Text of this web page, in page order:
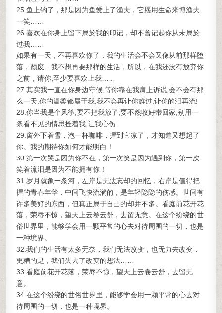
25.鱼上钩了，那是因为鱼爱上了渔夫，它愿用生命来博渔夫
一笑……
26.喜欢在你身上留下属於我的印记，却不曾记起你从未属於
过我……
如果有一天，不再喜欢你了，我的生活会不会又像从前那样堕
落，颓废…我不想再要那样的生活，所以，在我还没有放弃你
之前，请你,至少要喜欢上我……
27.其实我一直在你身边守候,等你靠在我肩上诉说,会不会有那
么一天,你的温柔都属于我,我不会再让你难过,让你的泪再流!
28.你当我是个风筝,要不把我放了,要不然收好带回家,别用一
条看不见的情思拴着我,让我心伤.
29.窗外下着雪，泡一杯咖啡，握到它凉了，才知道又想起了
你。我的期待你如何才能明白！
30.第一次哭是因为你不在，第一次笑是因为遇到你，第一次
笑着流泪是因为不能拥有你！
31.岁月就象一条河，左岸是无法忘却的回忆，右岸是值得把
握的青春年华，中间飞快流淌的，是年轻隐隐的伤感。世间有
许多美好的东西，但真正属于自己的却并不多。看庭前花开花
落，荣辱不惊，望天上云卷云舒，去留无意。在这个纷绕的世
俗世界里，能够学会用一颗平常的心去对待周围的一切，也是
一种境界。
32.我们的生活有太多无奈，我们无法改变，也无力去改变，
更糟的是，我们失去了改变的想法……
33.看庭前花开花落，荣辱不惊，望天上云卷云舒，去留无
意。
34.在这个纷绕的世俗世界里，能够学会用一颗平常的心去对
待周围的一切，也是一种境界。